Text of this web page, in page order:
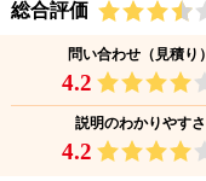
総合評価
問い合わせ（見積り）
4.2
説明のわかりやすさ
4.2